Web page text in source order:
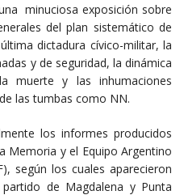
minuciosa exposición sobre
del plan sistemático de
dictadura cívico-militar, la
y de seguridad, la dinámica
muerte y las inhumaciones
las tumbas como NN.
los informes producidos
Memoria y el Equipo Argentino
según los cuales aparecieron
de Magdalena y Punta